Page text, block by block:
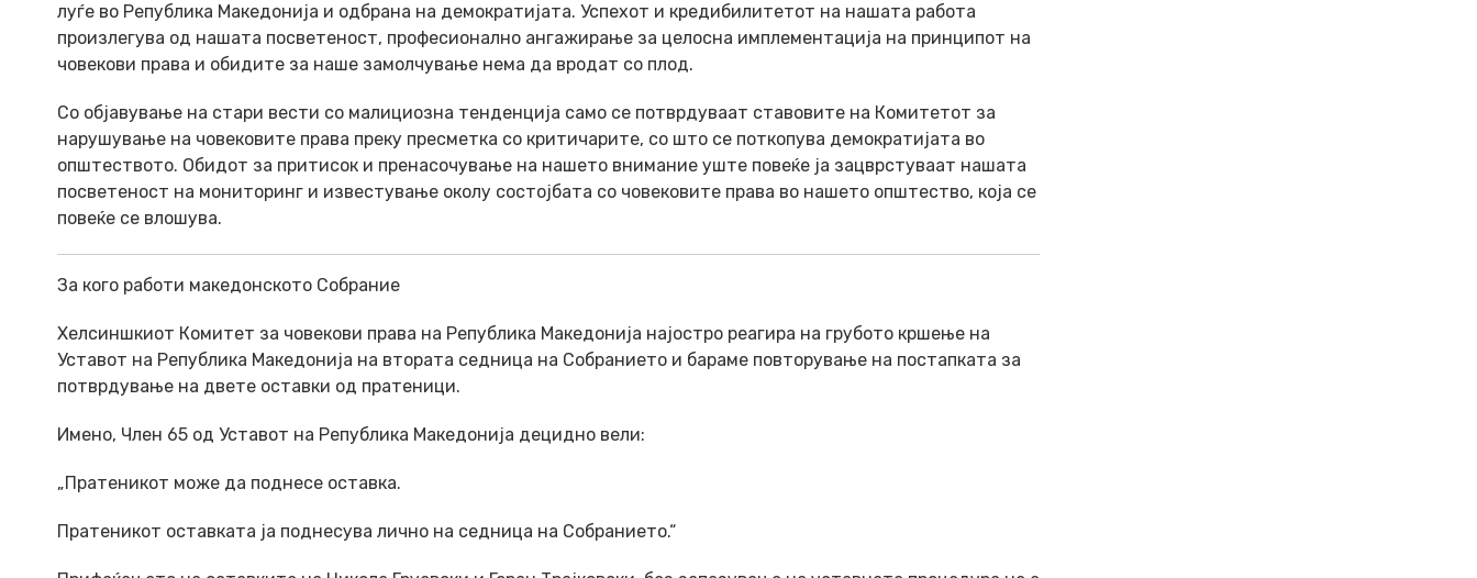
луѓе во Република Македонија и одбрана на демократијата. Успехот и кредибилитетот на нашата работа
произлегува од нашата посветеност, професионално ангажирање за целосна имплементација на принципот на
човекови права и обидите за наше замолчување нема да вродат со плод.
Со објавување на стари вести со малициозна тенденција само се потврдуваат ставовите на Комитетот за
нарушување на човековите права преку пресметка со критичарите, со што се поткопува демократијата во
општеството. Обидот за притисок и пренасочување на нашето внимание уште повеќе ја зацврстуваат нашата
посветеност на мониторинг и известување околу состојбата со човековите права во нашето општество, која сe
повеќе се влошува.
За кого работи македонското Собрание
Хелсиншкиот Комитет за човекови права на Република Македонија најостро реагира на грубото кршење на
Уставот на Република Македонија на втората седница на Собранието и бараме повторување на постапката за
потврдување на двете оставки од пратеници.
Имено, Член 65 од Уставот на Република Македонија децидно вели:
„Пратеникот може да поднесе оставка.
Пратеникот оставката ја поднесува лично на седница на Собранието.“